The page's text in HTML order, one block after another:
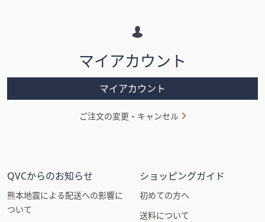
ン
マイアカウント
マイアカウント
ご注文の変更・キャンセル
QVCからのお知らせ
熊本地震による配送への影響に
ついて
ショッピングガイド
初めての方へ
送料について